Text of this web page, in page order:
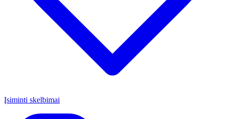
Įsiminti skelbimai